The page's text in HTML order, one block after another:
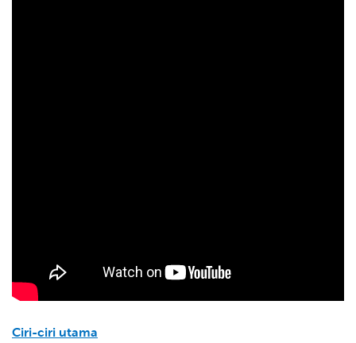
Ciri-ciri utama